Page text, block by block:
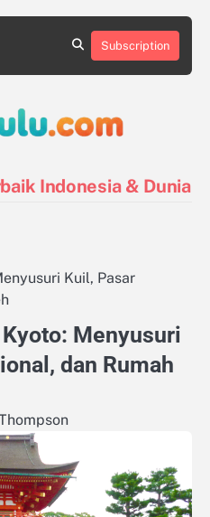
Destinasi
Destinasi
Kontak
Kuliner
Tentang
Tips
Subscription
Indonesia & Dunia
Kuil, Pasar
Menyusuri
dan Rumah